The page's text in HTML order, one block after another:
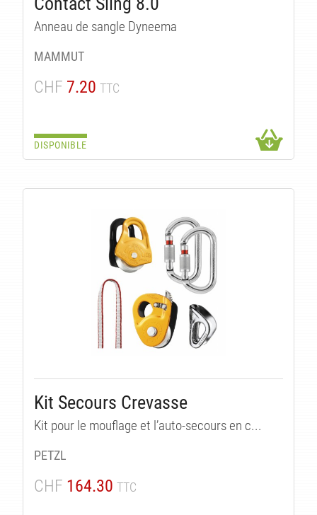
Anneau de sangle Dyneema
MAMMUT
CHF 7.20 TTC
DISPONIBLE
Kit Secours Crevasse
Kit pour le mouflage et l’auto-secours en c...
PETZL
CHF 164.30 TTC